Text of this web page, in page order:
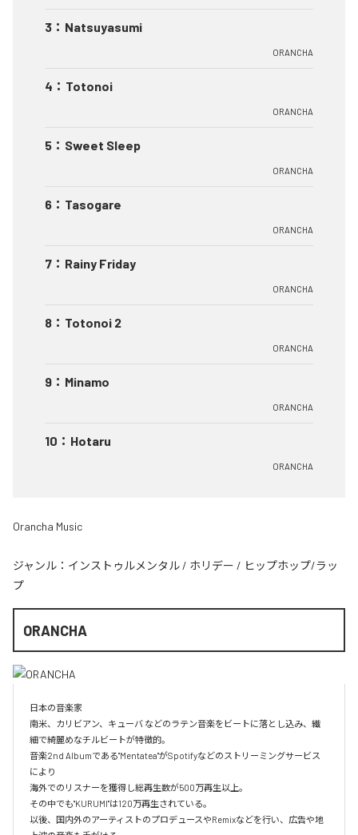
3 ： Natsuyasumi
ORANCHA
4 ： Totonoi
ORANCHA
5 ： Sweet Sleep
ORANCHA
6 ： Tasogare
ORANCHA
7 ： Rainy Friday
ORANCHA
8 ： Totonoi 2
ORANCHA
9 ： Minamo
ORANCHA
10 ： Hotaru
ORANCHA
Orancha Music
ジャンル： インストゥルメンタル / ホリデー / ヒップホップ/ラッ
プ
ORANCHA
日本の音楽家
南米、カリビアン、キューバ などのラテン音楽をビートに落とし込み、繊
細で綺麗めなチルビートが特徴的。
音楽2nd Albumである"Mentatea"がSpotifyなどのストリーミングサービス
により
海外でのリスナーを獲得し総再生数が500万再生以上。
その中でも"KURUMI"は120万再生されている。
以後、国内外のアーティストのプロデュースやRemixなどを行い、広告や地